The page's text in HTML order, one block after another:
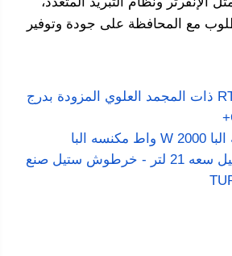
مع المحافظة على جودة وتوفير
ثلاجات RT6300C ذات المجمد العلوي المزودة بدرج
مكنسة كهربائية البا 2000 W واط مكنسه البا
الكهربائيه - برميل سعه 21 لتر - خرطوش ستيل صنع